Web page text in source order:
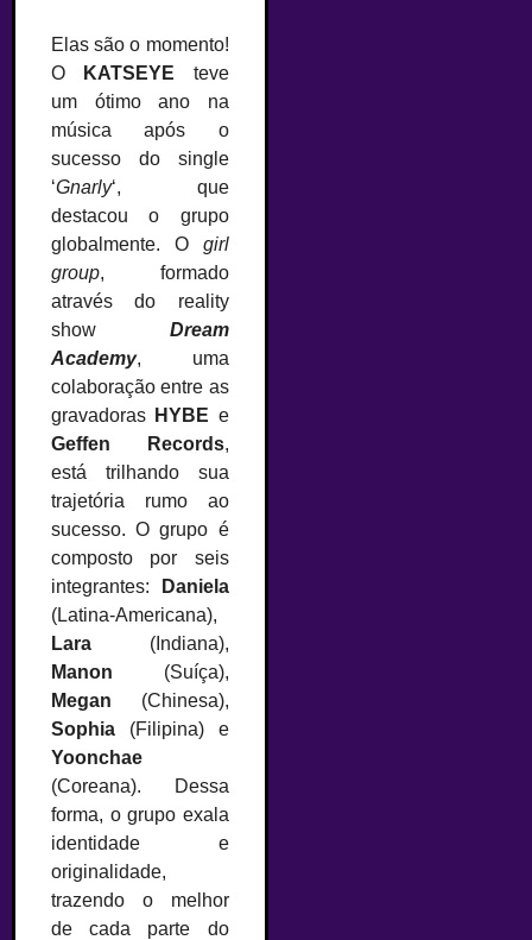
Elas são o momento!
O
KATSEYE teve
um ótimo ano na
música após o
sucesso do single
‘Gnarly‘, que
destacou o grupo
globalmente. O girl
group, formado
através do reality
show Dream
Academy, uma
colaboração entre as
gravadoras HYBE e
Geffen Records,
está trilhando sua
trajetória rumo ao
sucesso. O grupo é
composto por seis
integrantes:
Daniela
(Latina-Americana),
Lara (Indiana),
Manon (Suíça),
Megan (Chinesa),
Sophia (Filipina) e
Yoonchae
(Coreana). Dessa
forma, o grupo exala
identidade e
originalidade,
trazendo o melhor
de cada parte do